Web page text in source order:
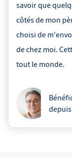
savoir que
côtés de mon
choisi de
de chez moi.
tout le monde.